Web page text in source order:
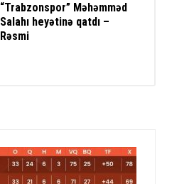
“Trabzonspor” Məhəmməd
Salahı heyətinə qatdı –
Rəsmi